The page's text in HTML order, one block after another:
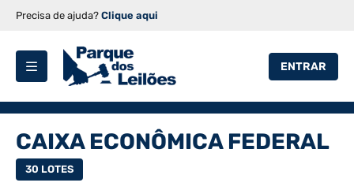
Precisa de ajuda? Clique aqui
ENTRAR
CAIXA ECONÔMICA FEDERAL
30 LOTES